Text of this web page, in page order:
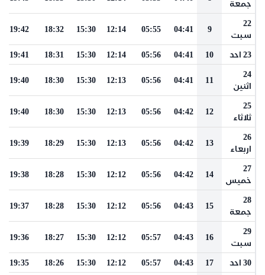
جمعة
22
سبت
9
04:41
05:55
12:14
15:30
18:32
19:42
23 احد 10
04:41
05:56
12:14
15:30
18:31
19:41
24
اثنين
11
04:41
05:56
12:13
15:30
18:30
19:40
25
ثلاثاء
12
04:42
05:56
12:13
15:30
18:30
19:40
26
اربعاء
13
04:42
05:56
12:13
15:30
18:29
19:39
27
خميس
14
04:42
05:56
12:12
15:30
18:28
19:38
28
جمعة
15
04:43
05:56
12:12
15:30
18:28
19:37
29
سبت
16
04:43
05:57
12:12
15:30
18:27
19:36
30 احد 17
04:43
05:57
12:12
15:30
18:26
19:35